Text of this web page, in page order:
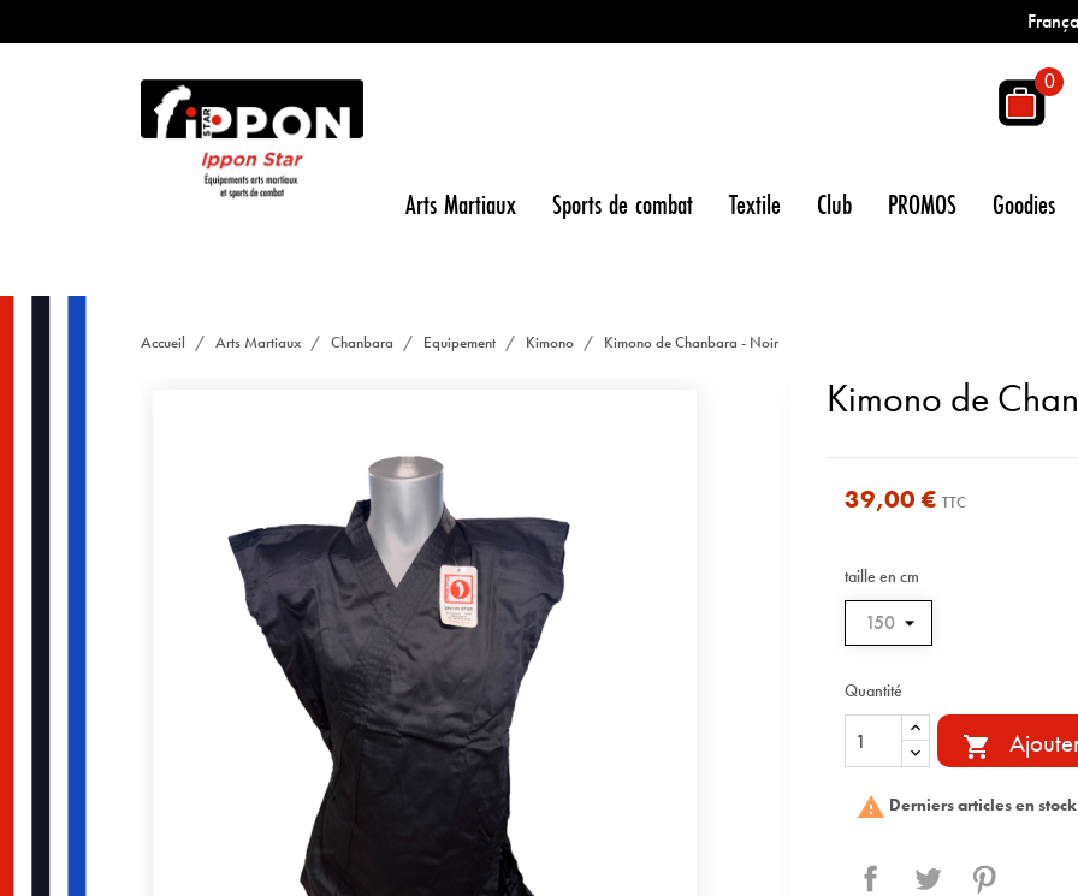
0
Arts Martiaux Sports de combat Textile Club PROMOS Goodies
Accueil Arts Martiaux Chanbara Equipement Kimono Kimono de Chanbara - Noir
Kimono de
39,00 € TTC
taille en cm
Quantité

 Derniers articles en stock
Partager Tweet